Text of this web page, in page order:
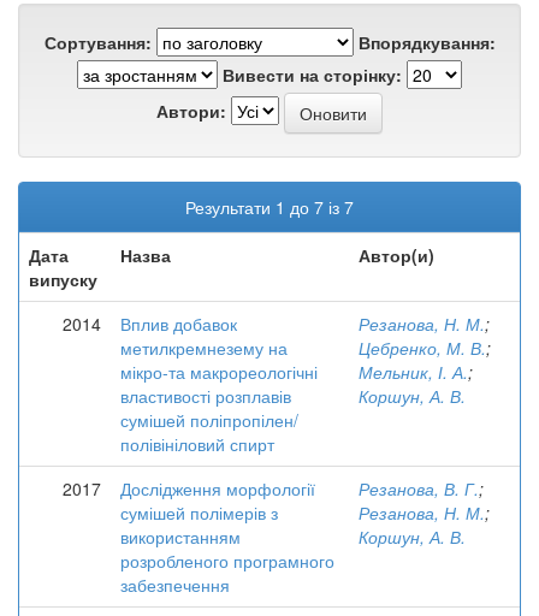
Сортування:
Впорядкування:
Вивести на сторінку:
Автори:
Результати 1 до 7 із 7
Дата
випуску
Назва Автор(и)
2014
Вплив добавок
метилкремнезему на
мікро-та макрореологічні
властивості розплавів
сумішей поліпропілен/
полівініловий спирт
Резанова, Н. М.;
Цебренко, М. В.;
Мельник, І. А.;
Коршун, А. В.
2017
Дослідження морфології
сумішей полімерів з
використанням
розробленого програмного
забезпечення
Резанова, В. Г.;
Резанова, Н. М.;
Коршун, А. В.